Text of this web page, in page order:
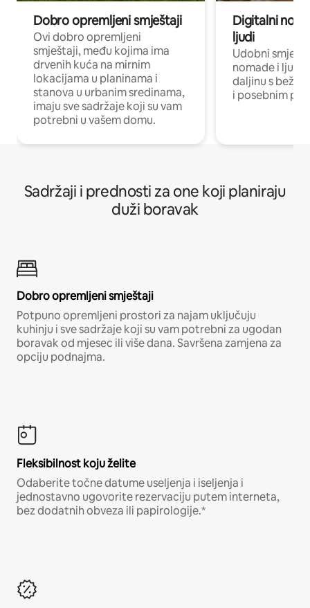
Dobro opremljeni smještaji
Ovi dobro opremljeni
smještaji, među kojima ima
drvenih kuća na mirnim
lokacijama u planinama i
stanova u urbanim sredinama,
imaju sve sadržaje koji su vam
potrebni u vašem domu.
Digitalni
ljudi
Udobni
nomade i ljude
daljinu s
i posebnim
Sadržaji i prednosti za one koji planiraju
duži boravak
Dobro opremljeni smještaji
Potpuno opremljeni prostori za najam uključuju
kuhinju i sve sadržaje koji su vam potrebni za ugodan
boravak od mjesec ili više dana. Savršena zamjena za
opciju podnajma.
Fleksibilnost koju želite
Odaberite točne datume useljenja i iseljenja i
jednostavno ugovorite rezervaciju putem interneta,
bez dodatnih obveza ili papirologije.*